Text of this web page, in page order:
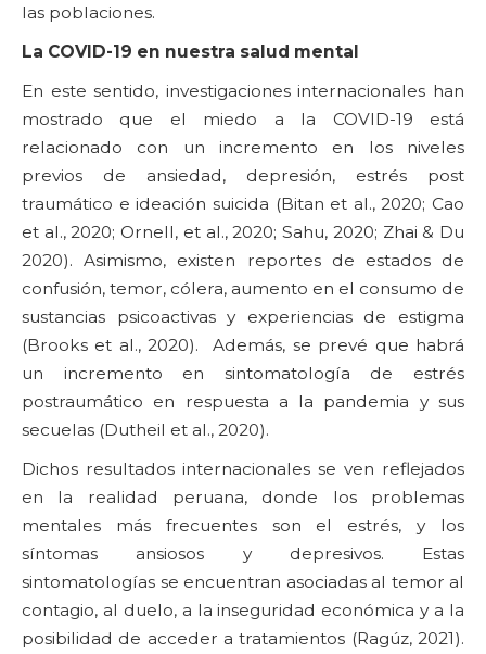
las poblaciones.
La COVID-19 en nuestra salud mental
En este sentido, investigaciones internacionales han
mostrado que el miedo a la COVID-19 está
relacionado con un incremento en los niveles
previos de ansiedad, depresión, estrés post
traumático e ideación suicida (Bitan et al., 2020; Cao
et al., 2020; Ornell, et al., 2020; Sahu, 2020; Zhai & Du
2020). Asimismo, existen reportes de estados de
confusión, temor, cólera, aumento en el consumo de
sustancias psicoactivas y experiencias de estigma
(Brooks et al., 2020). Además, se prevé que habrá
un incremento en sintomatología de estrés
postraumático en respuesta a la pandemia y sus
secuelas (Dutheil et al., 2020).
Dichos resultados internacionales se ven reflejados
en la realidad peruana, donde los problemas
mentales más frecuentes son el estrés, y los
síntomas ansiosos y depresivos. Estas
sintomatologías se encuentran asociadas al temor al
contagio, al duelo, a la inseguridad económica y a la
posibilidad de acceder a tratamientos (Ragúz, 2021).